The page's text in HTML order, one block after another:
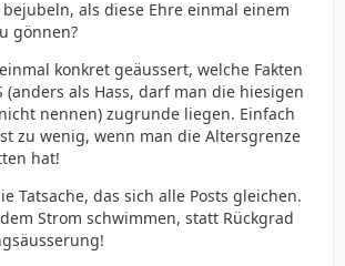
als diese Ehre einmal einem
gönnen?
konkret geäussert, welche Fakten
(anders als Hass, darf man die hiesigen
nennen) zugrunde liegen. Einfach
zu wenig, wenn man die Altersgrenze
hat!
Tatsache, das sich alle Posts gleichen.
Strom schwimmen, statt Rückgrad